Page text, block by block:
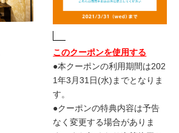
このクーポンを使用する
●本クーポンの利用期間は202
1年3月31日(水)までとなりま
す。
●クーポンの特典内容は予告
なく変更する場合がありま